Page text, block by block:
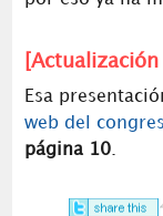
Esa
web del
página 10.